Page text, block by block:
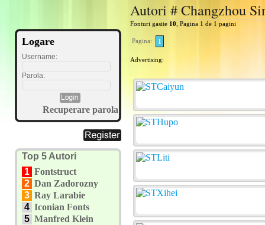
Logare
Username:
Parola:
Recuperare parola
Top 5 Autori
1 Fontstruct
2 Dan Zadorozny
3 Ray Larabie
4 Iconian Fonts
5 Manfred Klein
Autori # Changzhou
Fonturi gasite 10 , Pagina 1 de 1 pagini
Pagina: 1
Advertising: